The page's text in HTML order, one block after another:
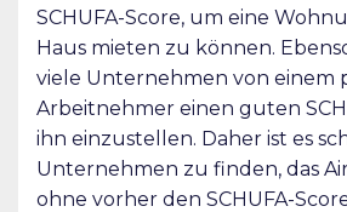
SCHUFA-Score, um eine
Haus mieten zu können.
viele Unternehmen von einem
Arbeitnehmer einen guten
ihn einzustellen. Daher ist es
Unternehmen zu finden, das
ohne vorher den SCHUFA-